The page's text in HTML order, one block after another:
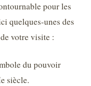
pour les
quelques-unes des
votre visite :
du pouvoir
siècle.